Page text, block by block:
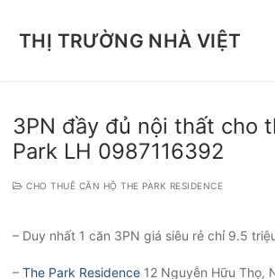
THỊ TRƯỜNG NHÀ VIỆT
3PN đầy đủ nội thất cho
Park LH 0987116392
CHO THUÊ CĂN HỘ THE PARK RESIDENCE
– Duy nhất 1 căn 3PN giá siêu rẻ chỉ 9.5
– The Park Residence 12 Nguyễn Hữu Thọ,